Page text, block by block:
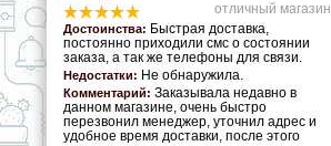
отличный магазин
Достоинства: Быстрая доставка,
постоянно приходили смс о состоянии
заказа, а так же телефоны для связи.
Недостатки: Не обнаружила.
Комментарий: Заказывала недавно в
данном магазине, очень быстро
перезвонил менеджер, уточнил адрес и
удобное время доставки, после этого